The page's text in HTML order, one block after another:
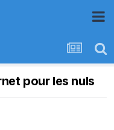
pour les nuls